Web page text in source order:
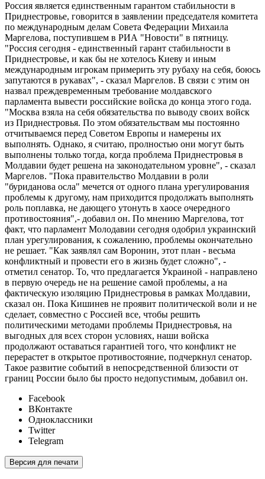
Россия является единственным гарантом стабильности в
Приднестровье, говорится в заявлении председателя комитета
по международным делам Совета Федерации Михаила
Маргелова, поступившем в РИА "Новости" в пятницу.
"Россия сегодня - единственный гарант стабильности в
Приднестровье, и как бы не хотелось Киеву и иным
международным игрокам примерить эту рубаху на себя, боюсь
запутаются в рукавах", - сказал Маргелов. В связи с этим он
назвал преждевременным требование молдавского
парламента вывести российские войска до конца этого года.
"Москва взяла на себя обязательства по выводу своих войск
из Приднестровья. По этом обязательствам мы постоянно
отчитываемся перед Советом Европы и намерены их
выполнять. Однако, я считаю, пролностью они могут быть
выполнены только тогда, когда проблема Приднестровья в
Молдавии будет решена на законодательном уровне", - сказал
Маргелов. "Пока правительство Молдавии в роли
"буриданова осла" мечется от одного плана урегулирования
проблемы к другому, нам приходится продолжать выполнять
роль поплавка, не дающего утонуть в хаосе очередного
противостояния",- добавил он. По мнению Маргелова, тот
факт, что парламент Молодавии сегодня одобрил украинский
план урегулирования, к сожалению, проблемы окончательно
не решает. "Как заявлял сам Воронин, этот план - весьма
конфликтный и провести его в жизнь будет сложно", -
отметил сенатор. То, что предлагается Украиной - направлено
в первую очередь не на решение самой проблемы, а на
фактическую изоляцию Приднестровья в рамках Молдавии,
сказал он. Пока Кишинев не проявит политической воли и не
сделает, совместно с Россией все, чтобы решить
политическими методами проблемы Приднестровья, на
выгодных для всех сторон условиях, наши войска
продолжают оставаться гарантией того, что конфликт не
перерастет в открытое противостояние, подчеркнул сенатор.
Такое развитие событий в непосредственной близости от
границ России было бы просто недопустимым, добавил он.
Facebook
ВКонтакте
Одноклассники
Twitter
Telegram
Версия для печати